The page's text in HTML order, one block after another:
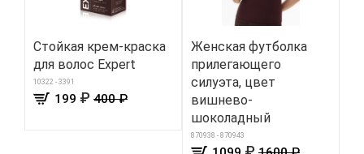
Стойкая крем-краска
для волос Expert
10322 - 3391
199 ₽ 400 ₽
Женская футболка
прилегающего
силуэта, цвет
вишнево-
шоколадный
870938 - 870943